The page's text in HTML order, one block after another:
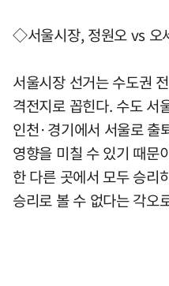
◇서울시장, 정원오 vs 오
서울시장 선거는 수도권
격전지로 꼽힌다. 수도 서
인천·경기에서 서울로 출
영향을 미칠 수 있기 때문
한 다른 곳에서 모두 승리
승리로 볼 수 없다는 각오